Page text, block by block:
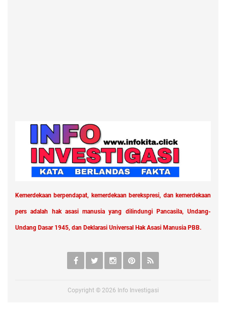
Kemerdekaan berpendapat, kemerdekaan berekspresi, dan kemerdekaan
pers adalah hak asasi manusia yang dilindungi Pancasila, Undang-
Undang Dasar 1945, dan Deklarasi Universal Hak Asasi Manusia PBB.
Copyright © 2026 Info Investigasi